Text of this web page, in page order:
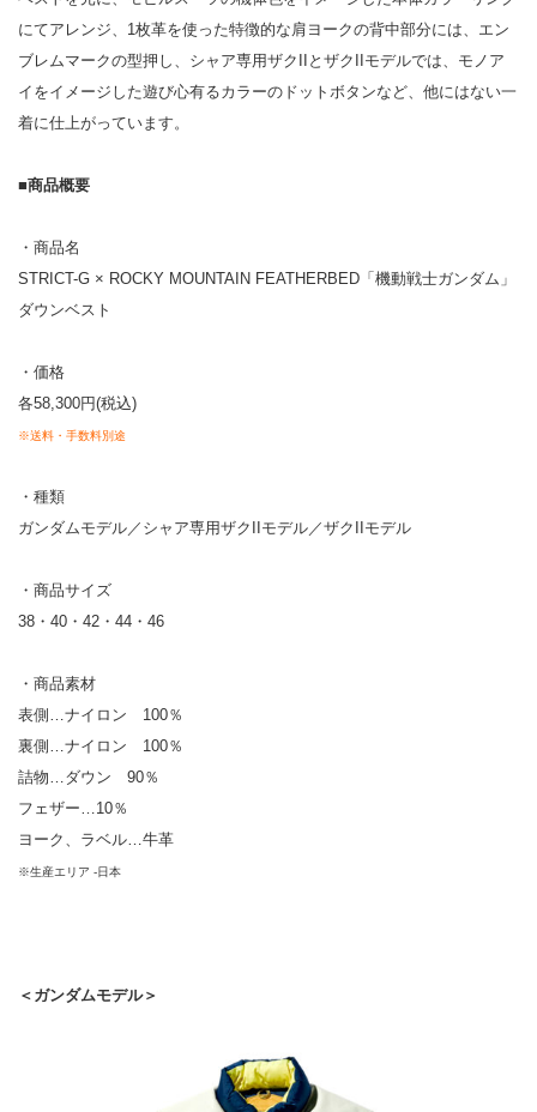
にてアレンジ、1枚革を使った特徴的な肩ヨークの背中部分には、エン
ブレムマークの型押し、シャア専用ザクIIとザクIIモデルでは、モノア
イをイメージした遊び心有るカラーのドットボタンなど、他にはない一
着に仕上がっています。
■商品概要
・商品名
STRICT-G × ROCKY MOUNTAIN FEATHERBED「機動戦士ガンダム」
ダウンベスト
・価格
各58,300円(税込)
※送料・手数料別途
・種類
ガンダムモデル／シャア専用ザクIIモデル／ザクIIモデル
・商品サイズ
38・40・42・44・46
・商品素材
表側…ナイロン 100％
裏側…ナイロン 100％
詰物…ダウン 90％
フェザー…10％
ヨーク、ラベル…牛革
※生産エリア -日本
＜ガンダムモデル＞